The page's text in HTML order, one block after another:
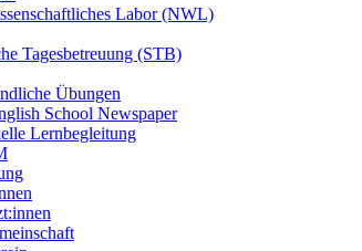
Labor (NWL)
Tagesbetreuung (STB)
Übungen
School Newspaper
Lernbegleitung